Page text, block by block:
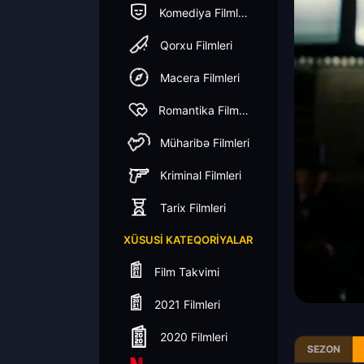
Komediya Filmleri
Qorxu Filmleri
Macera Filmleri
Romantika Filmleri
Müharibə Filmleri
Kriminal Filmleri
Tarix Filmleri
XÜSUSI KATEQORIYALAR
Film Takvimi
2021 Filmleri
2020 Filmleri
SEZON